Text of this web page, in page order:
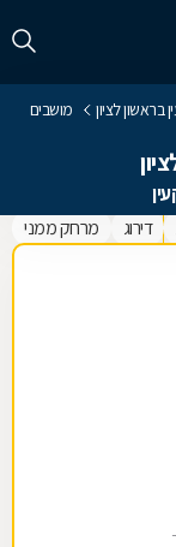
בראשון לציון
מושבים
דירוג מרחק ממני